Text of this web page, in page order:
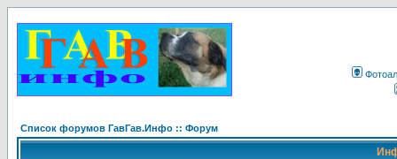
Список форумов ГавГав.Инфо :: Форум